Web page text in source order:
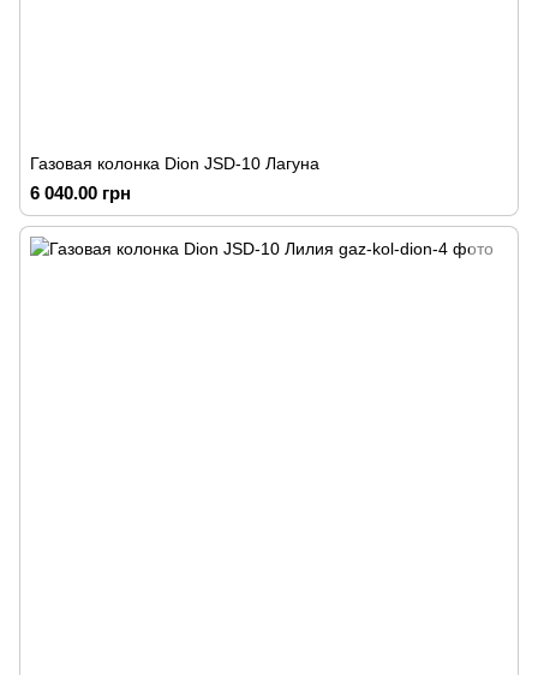
Газовая колонка Dion JSD-10 Лагуна
6 040.00 грн